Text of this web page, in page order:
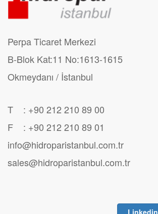
Perpa Ticaret Merkezi
B-Blok Kat:11 No:1613-1615
Okmeydanı / İstanbul
T : +90 212 210 89 00
F : +90 212 210 89 01
info@hidroparistanbul.com.tr
sales@hidroparistanbul.com.tr
Linkedin